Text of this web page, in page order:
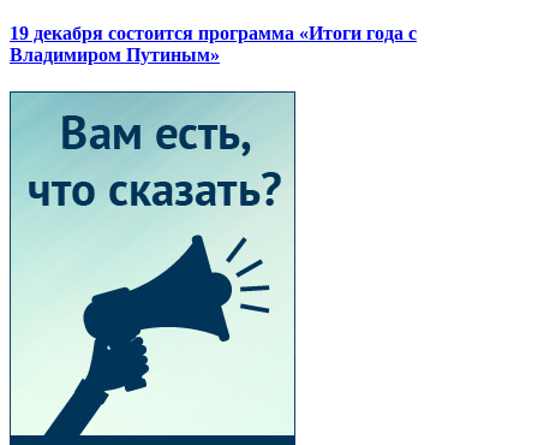
19 декабря состоится программа «Итоги года с
Владимиром Путиным»